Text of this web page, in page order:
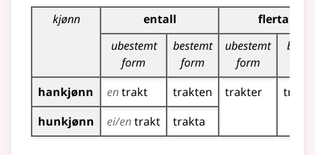
Bøyingstabell for dette substantivet
kjønn entall
flertall
ubestemt
form
bestemt
form
ubestemt
form
hankjønn
entrakt trakten trakter
hunkjønn
ei/entrakt trakta